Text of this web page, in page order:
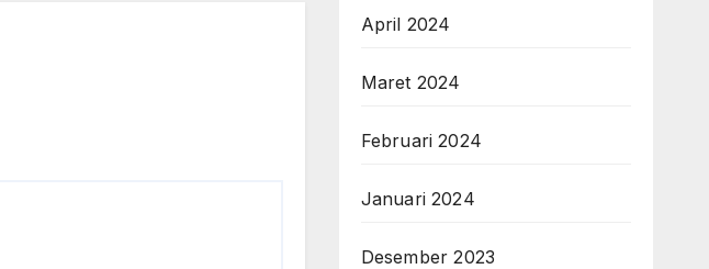
April 2024
Maret 2024
Februari 2024
Januari 2024
Desember 2023